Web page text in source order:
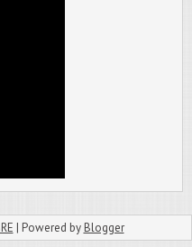
| Powered by Blogger